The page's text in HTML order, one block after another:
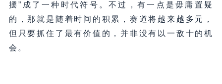
摆”成了一种时代符号。不过，有一点是毋庸置疑
的，那就是随着时间的积累，赛道将越来越多元，
但只要抓住了最有价值的，并非没有以一敌十的机
会。